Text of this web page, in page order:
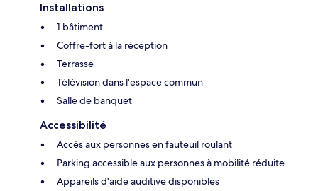
Installations
1 bâtiment
Coffre-fort à la réception
Terrasse
Télévision dans l'espace commun
Salle de banquet
Accessibilité
Accès aux personnes en fauteuil roulant
Parking accessible aux personnes à mobilité réduite
Appareils d'aide auditive disponibles